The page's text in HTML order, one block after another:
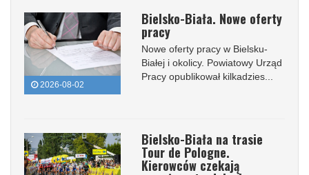
2026-08-02
Bielsko-Biała. Nowe oferty
pracy
Nowe oferty pracy w Bielsku-
Białej i okolicy. Powiatowy Urząd
Pracy opublikował kilkadzies...
Bielsko-Biała na trasie
Tour de Pologne.
Kierowców czekają